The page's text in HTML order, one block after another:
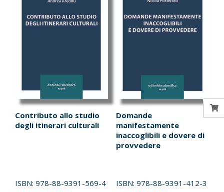
Contributo allo studio
degli itinerari culturali
ISBN: 978-88-9391-569-4
Domande
manifestamente
inaccoglibili e dovere di
provvedere
ISBN: 978-88-9391-412-3